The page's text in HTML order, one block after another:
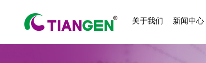
关于我们 新闻中心